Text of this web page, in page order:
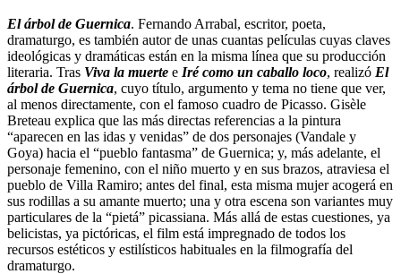
El árbol de Guernica. Fernando Arrabal, escritor, poeta,
dramaturgo, es también autor de unas cuantas películas cuyas claves
ideológicas y dramáticas están en la misma línea que su producción
literaria. Tras Viva la muerte e Iré como un caballo loco, realizó El
árbol de Guernica, cuyo título, argumento y tema no tiene que ver,
al menos directamente, con el famoso cuadro de Picasso. Gisèle
Breteau explica que las más directas referencias a la pintura
“aparecen en las idas y venidas” de dos personajes (Vandale y
Goya) hacia el “pueblo fantasma” de Guernica; y, más adelante, el
personaje femenino, con el niño muerto y en sus brazos, atraviesa el
pueblo de Villa Ramiro; antes del final, esta misma mujer acogerá en
sus rodillas a su amante muerto; una y otra escena son variantes muy
particulares de la “pietá” picassiana. Más allá de estas cuestiones, ya
belicistas, ya pictóricas, el film está impregnado de todos los
recursos estéticos y estilísticos habituales en la filmografía del
dramaturgo.